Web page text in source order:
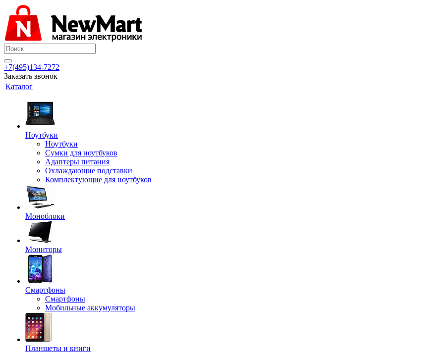
+7(495)134-7272
Заказать звонок
Каталог
Ноутбуки
Ноутбуки
Сумки для ноутбуков
Адаптеры питания
Охлаждающие подставки
Комплектующие для ноутбуков
Моноблоки
Мониторы
Смартфоны
Смартфоны
Мобильные аккумуляторы
Планшеты и книги